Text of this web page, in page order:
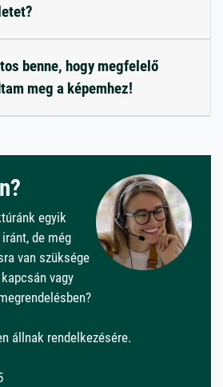
benne, hogy megfelelő
meg a képemhez!
egyik
de még
van szüksége
vagy
állnak rendelkezésére.